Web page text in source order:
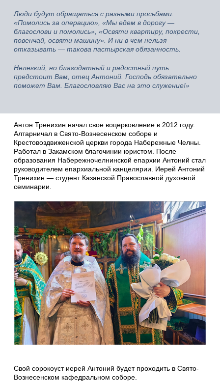
Люди будут обращаться с разными просьбами:
«Помолись за операцию», «Мы едем в дорогу —
благослови и помолись», «Освяти квартиру, покрести,
повенчай, освяти машину». И ни в чем нельзя
отказывать — такова пастырская обязанность.
Нелегкий, но благодатный и радостный путь
предстоит Вам, отец Антоний. Господь обязательно
поможет Вам. Благословляю Вас на это служение!»
Антон Тренихин начал свое воцерковление в 2012 году.
Алтарничал в Свято-Вознесенском соборе и
Крестовоздвиженской церкви города Набережные Челны.
Работал в Закамском благочинии юристом. После
образования Набережночелнинской епархии Антоний стал
руководителем епархиальной канцелярии. Иерей Антоний
Тренихин — студент Казанской Православной духовной
семинарии.
Свой сорокоуст иерей Антоний будет проходить в Свято-
Вознесенском кафедральном соборе.